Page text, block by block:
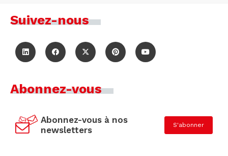
Suivez-nous
Abonnez-vous
Abonnez-vous à nos
newsletters
S'abonner